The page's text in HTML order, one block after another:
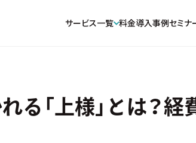
サービス一覧 料金導入事例セミナ
る「上様」とは？経